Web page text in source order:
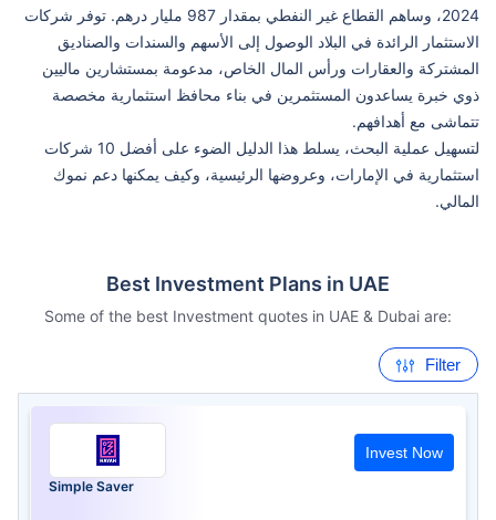
2024، وساهم القطاع غير النفطي بمقدار 987 مليار درهم. توفر شركات
الاستثمار الرائدة في البلاد الوصول إلى الأسهم والسندات والصناديق
المشتركة والعقارات ورأس المال الخاص، مدعومة بمستشارين ماليين
ذوي خبرة يساعدون المستثمرين في بناء محافظ استثمارية مخصصة
تتماشى مع أهدافهم.
لتسهيل عملية البحث، يسلط هذا الدليل الضوء على أفضل 10 شركات
استثمارية في الإمارات، وعروضها الرئيسية، وكيف يمكنها دعم نموك
المالي.
Best Investment Plans in UAE
Some of the best Investment quotes in UAE & Dubai are:
Filter
Simple Saver
Invest Now